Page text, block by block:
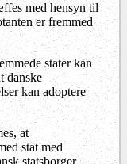
med hensyn til
er fremmed
stater kan
danske
kan adoptere
at
stat med
statsborger.